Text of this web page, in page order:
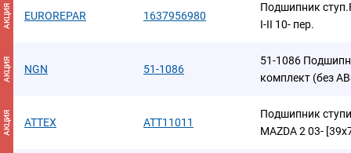
АКЦИЯ EUROREPAR 1637956980
Подшипник
I-II 10- пер.
АКЦИЯ NGN 51-1086
51-1086
комплект (без
АКЦИЯ ATTEX ATT11011
Подшипник
MAZDA 2 03-